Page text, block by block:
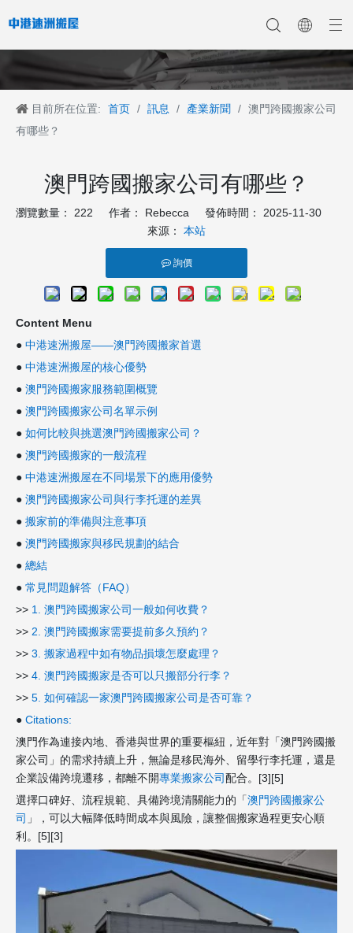
目前所在位置: 首页 / 訊息 / 產業新聞 / 澳門跨國搬家公司
有哪些？
澳門跨國搬家公司有哪些？
瀏覽數量： 222 作者： Rebecca 發佈時間： 2025-11-30
來源： 本站
詢價
Content Menu
● 中港速洲搬屋——澳門跨國搬家首選
● 中港速洲搬屋的核心優勢
● 澳門跨國搬家服務範圍概覽
● 澳門跨國搬家公司名單示例
● 如何比較與挑選澳門跨國搬家公司？
● 澳門跨國搬家的一般流程
● 中港速洲搬屋在不同場景下的應用優勢
● 澳門跨國搬家公司與行李托運的差異
● 搬家前的準備與注意事項
● 澳門跨國搬家與移民規劃的結合
● 總結
● 常見問題解答（FAQ）
>> 1. 澳門跨國搬家公司一般如何收費？
>> 2. 澳門跨國搬家需要提前多久預約？
>> 3. 搬家過程中如有物品損壞怎麼處理？
>> 4. 澳門跨國搬家是否可以只搬部分行李？
>> 5. 如何確認一家澳門跨國搬家公司是否可靠？
● Citations:
澳門作為連接內地、香港與世界的重要樞紐，近年對「澳門跨國搬
家公司」的需求持續上升，無論是移民海外、留學行李托運，還是
企業設備跨境遷移，都離不開專業搬家公司配合。[3][5]
選擇口碑好、流程規範、具備跨境清關能力的「澳門跨國搬家公
司 」，可以大幅降低時間成本與風險，讓整個搬家過程更安心順
利。[5][3]